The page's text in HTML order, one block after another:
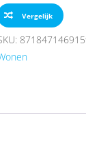
Vergelijk